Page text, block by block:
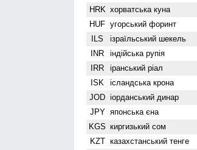
HRK хорватська куна
HUF угорський форинт
ILS ізраїльський шекель
INR індійська рупія
IRR іранський ріал
ISK ісландська крона
JOD іорданський динар
JPY японська єна
KGS киргизький сом
KZT казахстанський тенге